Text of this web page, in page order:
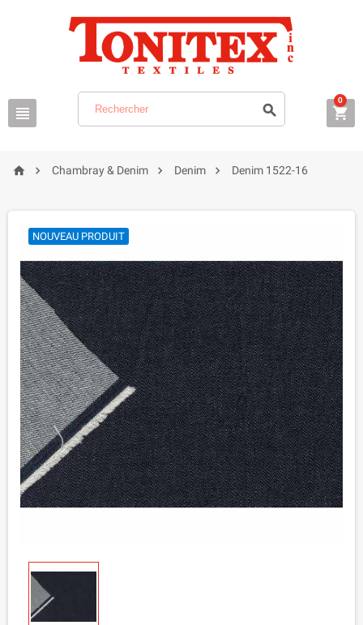
  
0
  Chambray & Denim  Denim  Denim 1522-16
NOUVEAU PRODUIT